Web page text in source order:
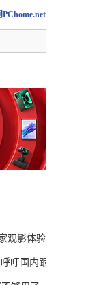
观影体验
吁国内跟